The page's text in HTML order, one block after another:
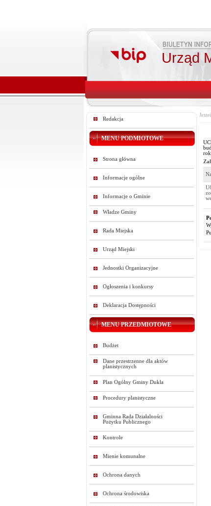
Urząd
Redakcja
MENU PODMIOTOWE
Strona główna
Informacje ogólne
Informacje o Gminie
Władze Gminy
Rada Miejska
Urząd Miejski
Jednostki Organizacyjne
Ogłoszenia i konkursy
Deklaracja Dostępności
MENU PRZEDMIOTOWE
Budżet
Dane przestrzenne dla aktów
planistycznych
Plan Ogólny Gminy Dukla
Procedury planistyczne
Gminna Rada Działalności
Pożytku Publicznego
Kontrole
Mienie komunalne
Ochrona danych
Ochrona środowiska